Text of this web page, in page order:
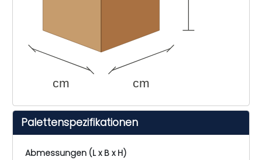
cm cm
Palettenspezifikationen
Abmessungen (L x B x H)